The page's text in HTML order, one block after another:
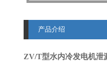
产品介绍
ZV/T型水内冷发电机泄